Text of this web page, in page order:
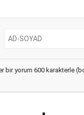
yorum 600 karakterle